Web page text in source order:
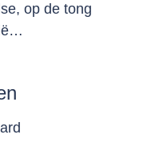
op de tong